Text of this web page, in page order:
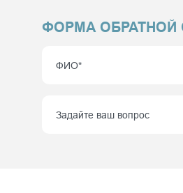
ФОРМА ОБРАТНОЙ